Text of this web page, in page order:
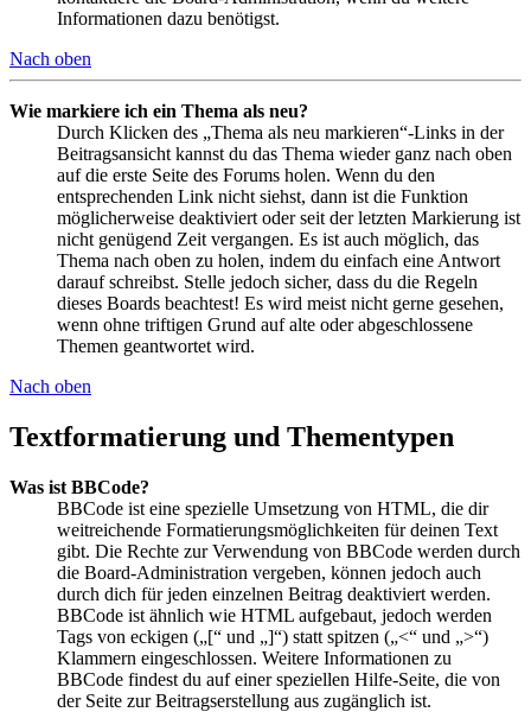
Informationen dazu benötigst.
Nach oben
Wie markiere ich ein Thema als neu?
Durch Klicken des „Thema als neu markieren“-Links in der
Beitragsansicht kannst du das Thema wieder ganz nach oben
auf die erste Seite des Forums holen. Wenn du den
entsprechenden Link nicht siehst, dann ist die Funktion
möglicherweise deaktiviert oder seit der letzten Markierung ist
nicht genügend Zeit vergangen. Es ist auch möglich, das
Thema nach oben zu holen, indem du einfach eine Antwort
darauf schreibst. Stelle jedoch sicher, dass du die Regeln
dieses Boards beachtest! Es wird meist nicht gerne gesehen,
wenn ohne triftigen Grund auf alte oder abgeschlossene
Themen geantwortet wird.
Nach oben
Textformatierung und Thementypen
Was ist BBCode?
BBCode ist eine spezielle Umsetzung von HTML, die dir
weitreichende Formatierungsmöglichkeiten für deinen Text
gibt. Die Rechte zur Verwendung von BBCode werden durch
die Board-Administration vergeben, können jedoch auch
durch dich für jeden einzelnen Beitrag deaktiviert werden.
BBCode ist ähnlich wie HTML aufgebaut, jedoch werden
Tags von eckigen („[“ und „]“) statt spitzen („<“ und „>“)
Klammern eingeschlossen. Weitere Informationen zu
BBCode findest du auf einer speziellen Hilfe-Seite, die von
der Seite zur Beitragserstellung aus zugänglich ist.